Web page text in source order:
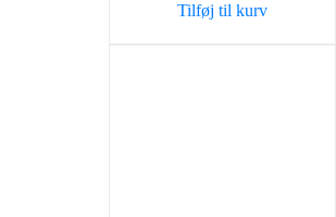
Tilføj til kurv